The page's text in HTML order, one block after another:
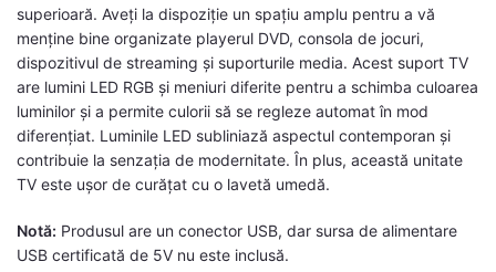
superioară. Aveți la dispoziție un spațiu amplu pentru a vă
menține bine organizate playerul DVD, consola de jocuri,
dispozitivul de streaming și suporturile media. Acest suport TV
are lumini LED RGB și meniuri diferite pentru a schimba culoarea
luminilor și a permite culorii să se regleze automat în mod
diferențiat. Luminile LED subliniază aspectul contemporan și
contribuie la senzația de modernitate. În plus, această unitate
TV este ușor de curățat cu o lavetă umedă.
Notă: Produsul are un conector USB, dar sursa de alimentare
USB certificată de 5V nu este inclusă.